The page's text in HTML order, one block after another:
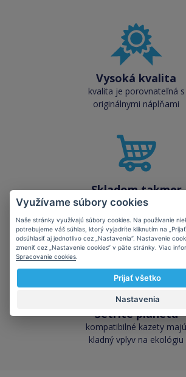
Vysoká kvalita
kvalita je porovnateľná s
originálnymi náplňami
Skladom takmer
všetko
cez 50 000 skladových
zásob pre okamžitý odber
Šetríte planétu
kompatibilné kazety majú
kladný vplyv na ekológiu
Využívame súbory cookies
Naše stránky využívajú súbory cookies. Na používanie
potrebujeme váš súhlas, ktorý vyjadríte kliknutím na
odsúhlasiť aj jednotlivo cez „Nastavenia“. Nastavenie
zmeniť cez „Nastavenie cookies“ v päte stránky. Viac
Spracovanie cookies
Prijať všetko
Nastavenia